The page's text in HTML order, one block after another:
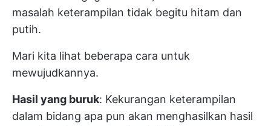
masalah keterampilan tidak begitu hitam dan
putih.
Mari kita lihat beberapa cara untuk
mewujudkannya.
Hasil yang buruk: Kekurangan keterampilan
dalam bidang apa pun akan menghasilkan hasil